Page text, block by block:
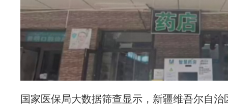
国家医保局大数据筛查显示，新疆维吾尔自治